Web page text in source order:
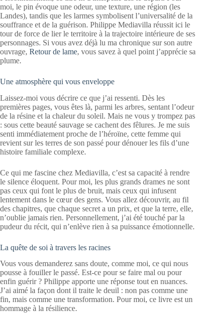
moi, le pin évoque une odeur, une texture, une région (les
Landes), tandis que les larmes symbolisent l’universalité de la
souffrance et de la guérison. Philippe Mediavilla réussit ici le
tour de force de lier le territoire à la trajectoire intérieure de ses
personnages. Si vous avez déjà lu ma chronique sur son autre
ouvrage, Retour de lame, vous savez à quel point j’apprécie sa
plume.
Une atmosphère qui vous enveloppe
Laissez-moi vous décrire ce que j’ai ressenti. Dès les
premières pages, vous êtes là, parmi les arbres, sentant l’odeur
de la résine et la chaleur du soleil. Mais ne vous y trompez pas
: sous cette beauté sauvage se cachent des fêlures. Je me suis
senti immédiatement proche de l’héroïne, cette femme qui
revient sur les terres de son passé pour dénouer les fils d’une
histoire familiale complexe.
Ce qui me fascine chez Mediavilla, c’est sa capacité à rendre
le silence éloquent. Pour moi, les plus grands drames ne sont
pas ceux qui font le plus de bruit, mais ceux qui infusent
lentement dans le cœur des gens. Vous allez découvrir, au fil
des chapitres, que chaque secret a un prix, et que la terre, elle,
n’oublie jamais rien. Personnellement, j’ai été touché par la
pudeur du récit, qui n’enlève rien à sa puissance émotionnelle.
La quête de soi à travers les racines
Vous vous demanderez sans doute, comme moi, ce qui nous
pousse à fouiller le passé. Est-ce pour se faire mal ou pour
enfin guérir ? Philippe apporte une réponse tout en nuances.
J’ai aimé la façon dont il traite le deuil : non pas comme une
fin, mais comme une transformation. Pour moi, ce livre est un
hommage à la résilience.